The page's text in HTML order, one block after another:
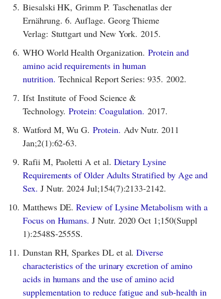
5. Biesalski HK, Grimm P. Taschenatlas der
Ernährung. 6. Auflage. Georg Thieme
Verlag: Stuttgart und New York. 2015.
6. WHO World Health Organization.Protein and
amino acid requirements in human
nutrition. Technical Report Series: 935. 2002.
7. Ifst Institute of Food Science &
Technology.Protein: Coagulation. 2017.
8. Watford M, Wu G.Protein. Adv Nutr. 2011
Jan;2(1):62-63.
9. Rafii M, Paoletti A et al. Dietary Lysine
Requirements of Older Adults Stratified by Age and
Sex. J Nutr. 2024 Jul;154(7):2133-2142.
10. Matthews DE.Review of Lysine Metabolism with a
Focus on Humans. J Nutr. 2020 Oct 1;150(Suppl
1):2548S-2555S.
11. Dunstan RH, Sparkes DL et al.Diverse
characteristics of the urinary excretion of amino
acids in humans and the use of amino acid
supplementation to reduce fatigue and sub-health in